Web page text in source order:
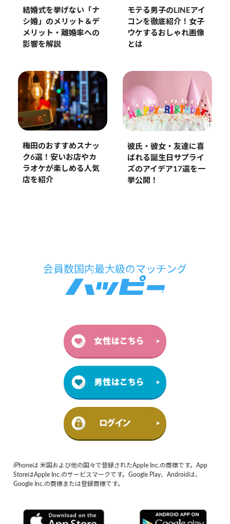
結婚式を挙げない「ナ
シ婚」のメリット＆デ
メリット・離婚率への
影響を解説
モテる男子のLINEアイ
コンを徹底紹介！女子
ウケするおしゃれ画像
とは
梅田のおすすめスナッ
ク6選！安いお店やカ
ラオケが楽しめる人気
店を紹介
彼氏・彼女・友達に喜
ばれる誕生日サプライ
ズのアイデア17選を一
挙公開！
iPhoneは 米国および他の国々で登録されたApple Inc.の商標です。App
StoreはApple Inc.のサービスマークです。Google Play、Androidは、
Google Inc.の商標または登録商標です。